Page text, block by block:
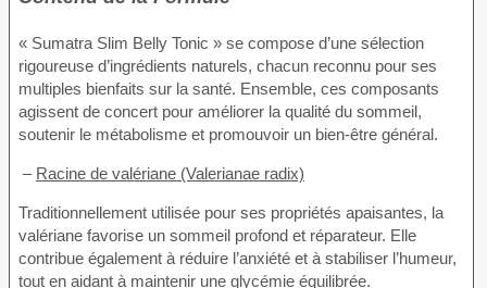
« Sumatra Slim Belly Tonic » se compose d’une sélection
rigoureuse d’ingrédients naturels, chacun reconnu pour ses
multiples bienfaits sur la santé. Ensemble, ces composants
agissent de concert pour améliorer la qualité du sommeil,
soutenir le métabolisme et promouvoir un bien-être général.
– Racine de valériane (Valerianae radix)
Traditionnellement utilisée pour ses propriétés apaisantes, la
valériane favorise un sommeil profond et réparateur. Elle
contribue également à réduire l’anxiété et à stabiliser l’humeur,
tout en aidant à maintenir une glycémie équilibrée.